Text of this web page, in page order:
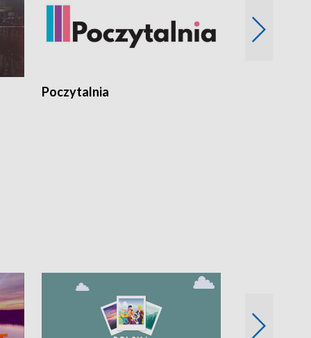
Poczytalnia